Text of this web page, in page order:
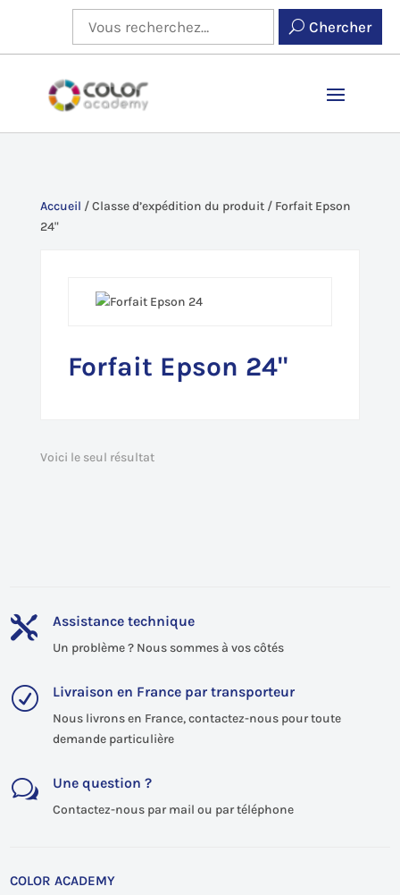
Chercher
Accueil /Classe d’expédition du produit/ Forfait Epson
24"
Forfait Epson 24"
Voici le seul résultat
 Assistance technique
Un problème ? Nous sommes à vos côtés
R Livraison en France par transporteur
Nous livrons en France, contactez-nous pour toute
demande particulière
w Une question ?
Contactez-nous par mail ou par téléphone
COLOR ACADEMY